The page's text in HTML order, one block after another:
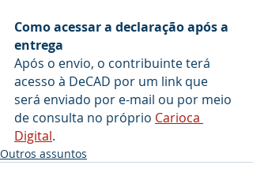
Como acessar a declaração após a
entrega
Após o envio, o contribuinte terá
acesso à DeCAD por um link que
será enviado por e-mail ou por meio
de consulta no próprio Carioca
Digital.
Outros assuntos